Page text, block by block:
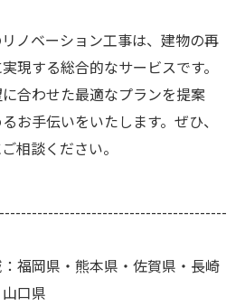
ノベーション工事は、建物の再
現する総合的なサービスです。
合わせた最適なプランを提案
お手伝いをいたします。ぜひ、
相談ください。
福岡県・熊本県・佐賀県・長崎
口県